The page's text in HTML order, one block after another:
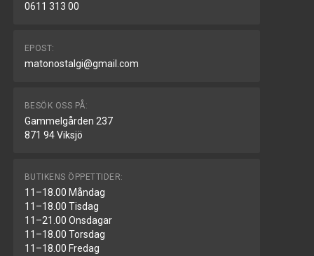
0611 313 00
EPOST:
matonostalgi@gmail.com
BESÖK OSS PÅ:
Gammelgården 237
871 94 Viksjö
BUTIKENS ÖPPETTIDER:
11–18.00 Måndag
11–18.00 Tisdag
11–21.00 Onsdagar
11–18.00 Torsdag
11–18.00 Fredag